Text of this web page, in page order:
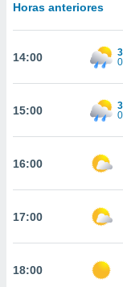
digital
permite
seguir
coste.
a la
todas
nuestros
CONFIGURACIÓN
Horas anteriores
14:00
15:00
16:00
17:00
18:00